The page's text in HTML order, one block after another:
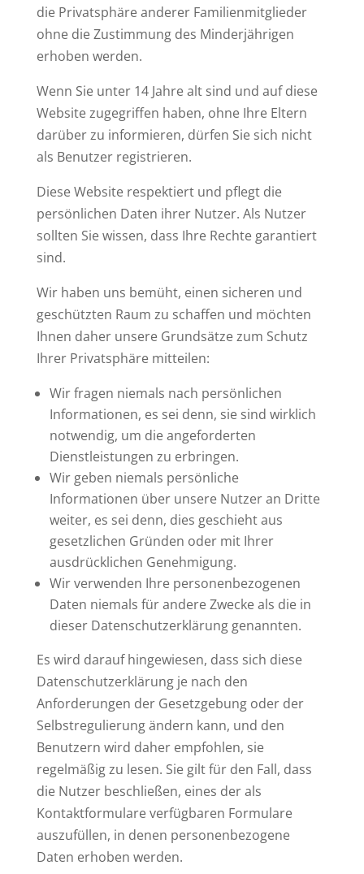
die Privatsphäre anderer Familienmitglieder
ohne die Zustimmung des Minderjährigen
erhoben werden.
Wenn Sie unter 14 Jahre alt sind und auf diese
Website zugegriffen haben, ohne Ihre Eltern
darüber zu informieren, dürfen Sie sich nicht
als Benutzer registrieren.
Diese Website respektiert und pflegt die
persönlichen Daten ihrer Nutzer. Als Nutzer
sollten Sie wissen, dass Ihre Rechte garantiert
sind.
Wir haben uns bemüht, einen sicheren und
geschützten Raum zu schaffen und möchten
Ihnen daher unsere Grundsätze zum Schutz
Ihrer Privatsphäre mitteilen:
Wir fragen niemals nach persönlichen
Informationen, es sei denn, sie sind wirklich
notwendig, um die angeforderten
Dienstleistungen zu erbringen.
Wir geben niemals persönliche
Informationen über unsere Nutzer an Dritte
weiter, es sei denn, dies geschieht aus
gesetzlichen Gründen oder mit Ihrer
ausdrücklichen Genehmigung.
Wir verwenden Ihre personenbezogenen
Daten niemals für andere Zwecke als die in
dieser Datenschutzerklärung genannten.
Es wird darauf hingewiesen, dass sich diese
Datenschutzerklärung je nach den
Anforderungen der Gesetzgebung oder der
Selbstregulierung ändern kann, und den
Benutzern wird daher empfohlen, sie
regelmäßig zu lesen. Sie gilt für den Fall, dass
die Nutzer beschließen, eines der als
Kontaktformulare verfügbaren Formulare
auszufüllen, in denen personenbezogene
Daten erhoben werden.